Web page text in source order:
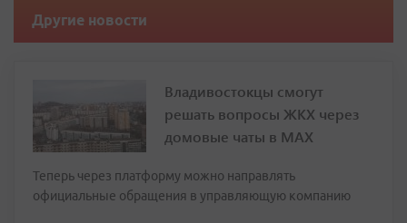
Другие новости
Владивостокцы смогут
решать вопросы ЖКХ через
домовые чаты в МАХ
Теперь через платформу можно направлять
официальные обращения в управляющую компанию